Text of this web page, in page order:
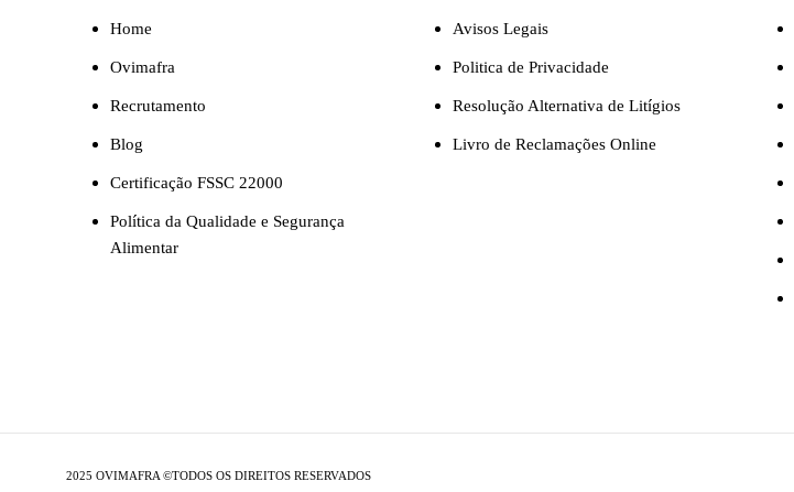
Home
Ovimafra
Recrutamento
Blog
Certificação FSSC 22000
Política da Qualidade e Segurança
Alimentar
Avisos Legais
Politica de Privacidade
Resolução Alternativa de Litígios
Livro de Reclamações Online
2025 OVIMAFRA ©TODOS OS DIREITOS RESERVADOS